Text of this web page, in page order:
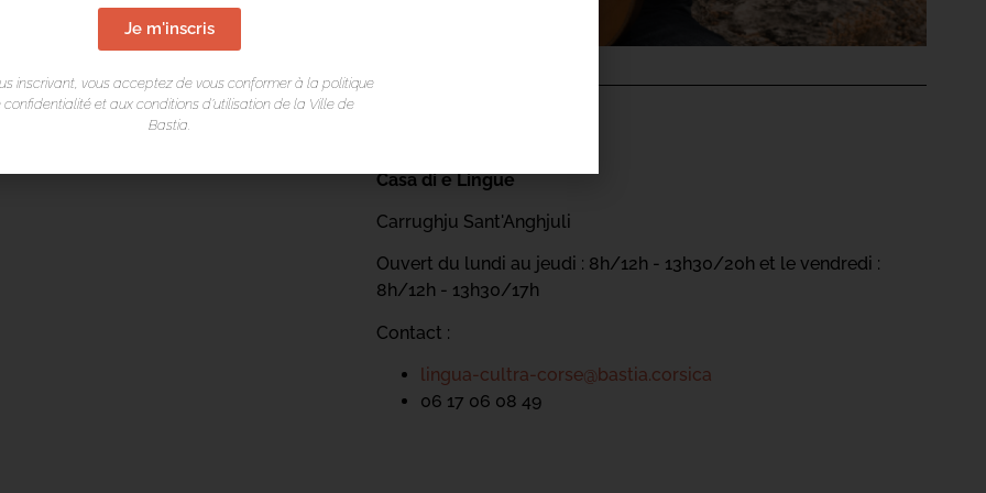
Casa di e Lingue
Carrughju Sant'Anghjuli
Ouvert du lundi au jeudi : 8h/12h - 13h30/20h et le vendredi :
8h/12h - 13h30/17h
Contact :
lingua-cultra-corse@bastia.corsica
06 17 06 08 49
Je m'inscris
inscrivant, vous acceptez de vous conformer à la politique
confidentialité et aux conditions d’utilisation de la Ville de
Bastia.